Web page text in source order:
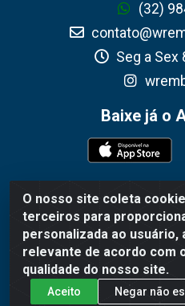
O nosso site coleta
terceiros para
personalizada ao usuário,
relevante de acordo com
qualidade do nosso site.
Aceito Negar não
(32)
Seg a Sex
Baixe já o
WR Embalagens - R. Cel.
Grogotó - Barbacena /